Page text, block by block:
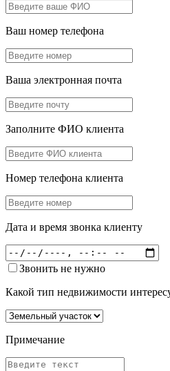
Ваш номер телефона
Ваша электронная почта
Заполните ФИО клиента
Номер телефона клиента
Дата и время звонка клиенту
Звонить не нужно
Какой тип недвижимости
Примечание